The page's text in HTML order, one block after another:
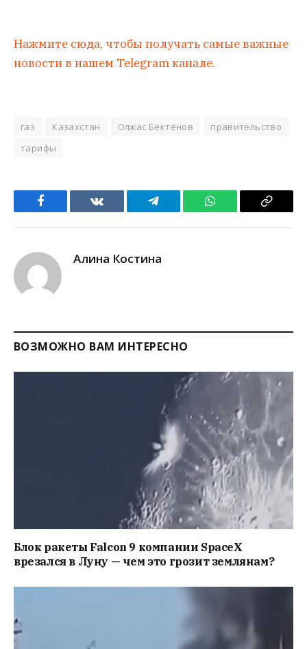
Нажмите сюда, чтобы получать самые важные
новости в нашем Telegram канале.
газ Казахстан Олжас Бектенов
правительство
тарифы
Facebook VKontakteTelegram WhatsApp Copy
Алина Костина
ВОЗМОЖНО ВАМ ИНТЕРЕСНО
Блок ракеты Falcon 9 компании SpaceX
врезался в Луну — чем это грозит землянам?